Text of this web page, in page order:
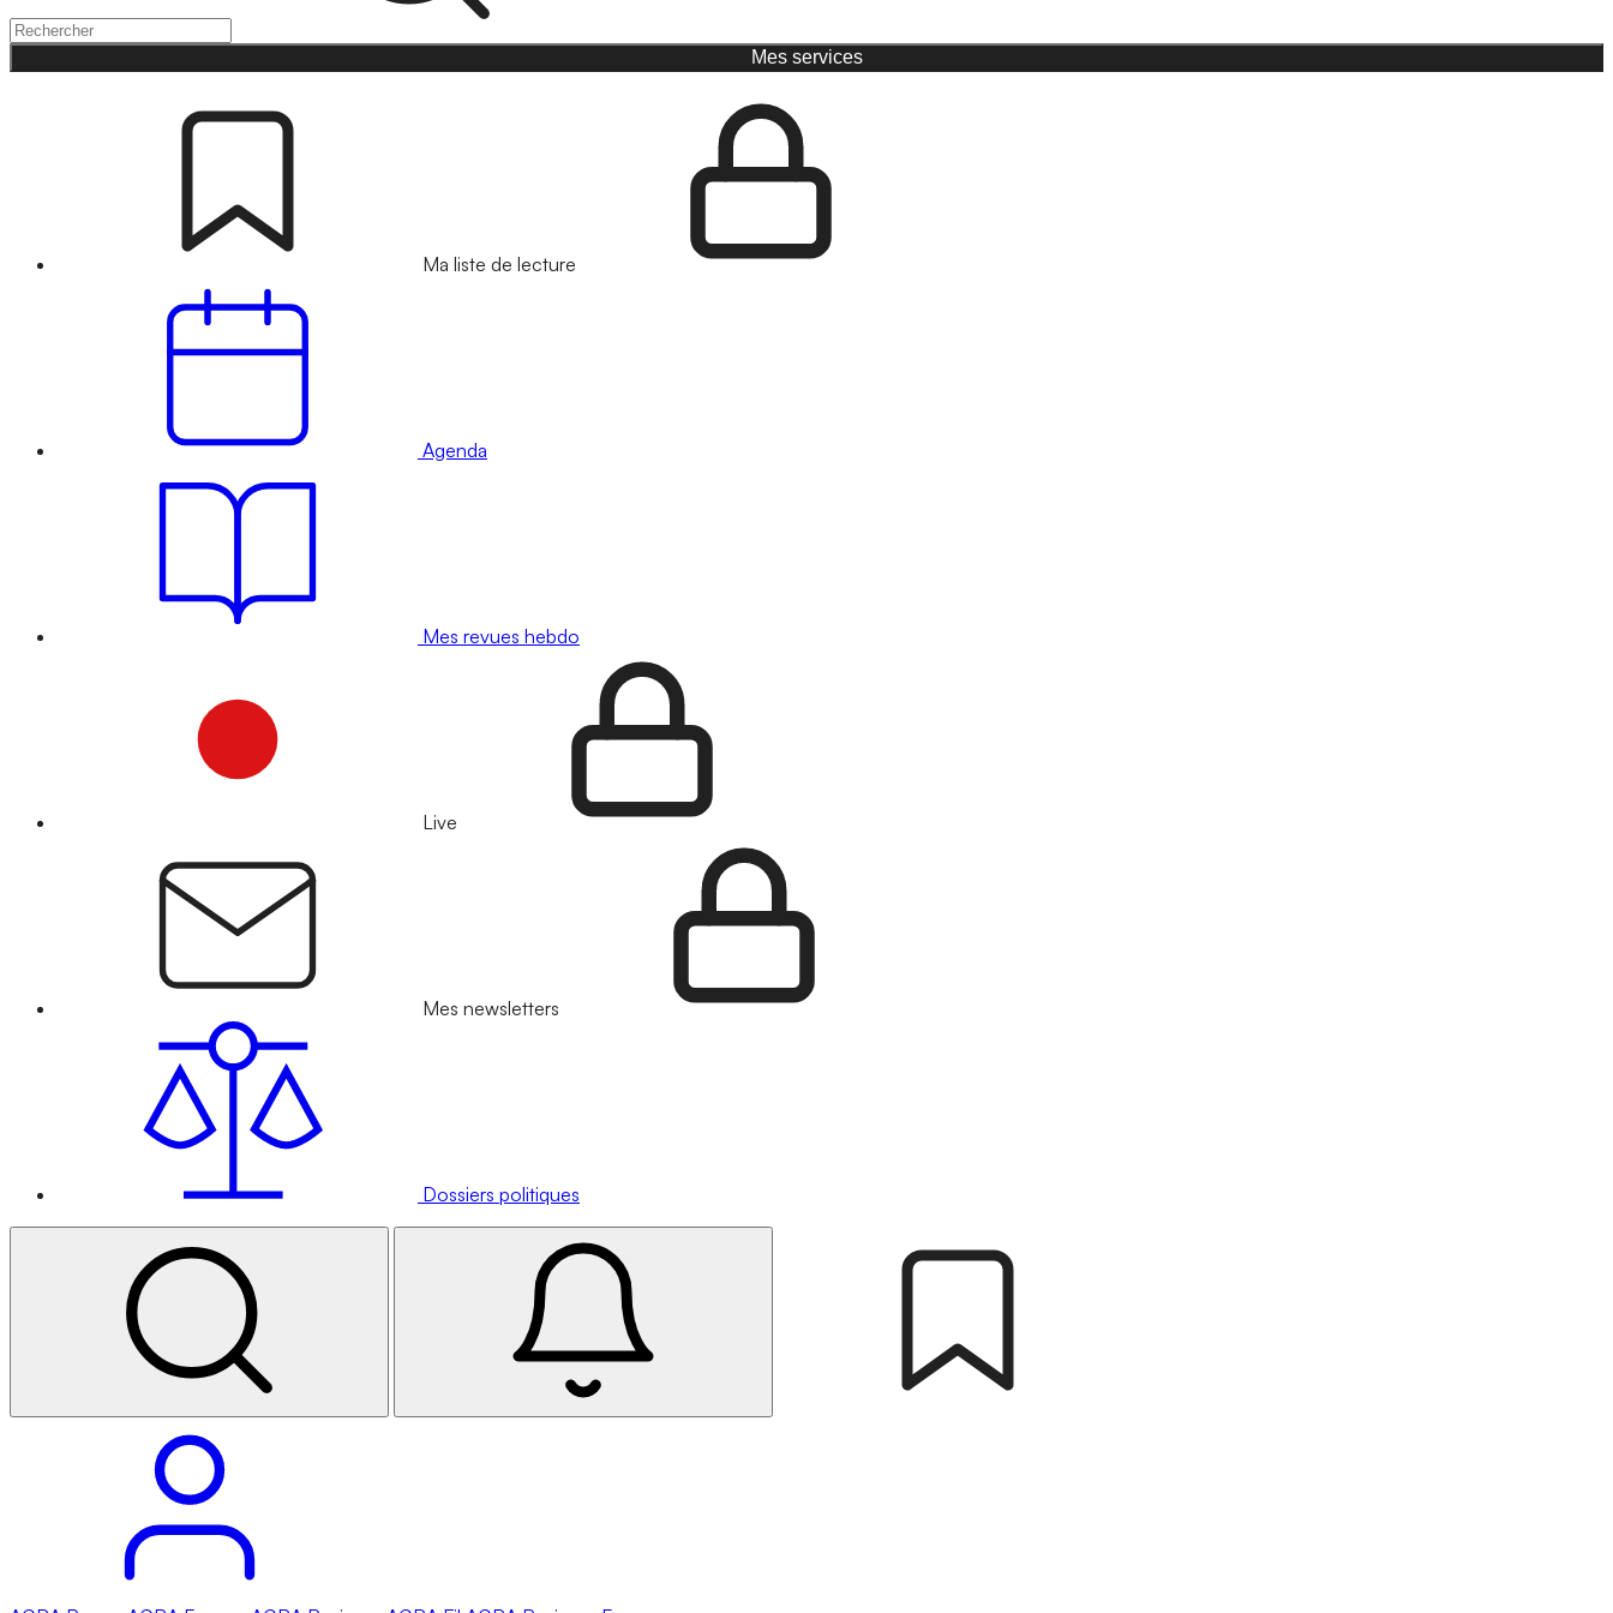
Mes services
Ma liste de lecture
Agenda
Mes revues hebdo
Live
Mes newsletters
Dossiers politiques